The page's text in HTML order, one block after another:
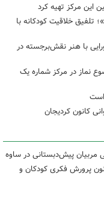
این مرکز تهیه کرد
خلاقیت کودکانه با
با هنر نقش‌برجسته در
نماز در مرکز شماره یک
است
کانون کردیجان
مربیان پیش‌دبستانی در ساوه
پرورش فکری کودکان و